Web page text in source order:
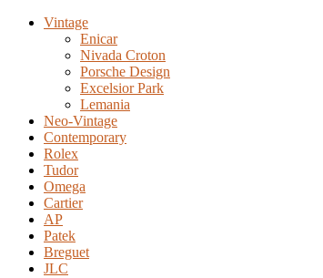
Vintage
Enicar
Nivada Croton
Porsche Design
Excelsior Park
Lemania
Neo-Vintage
Contemporary
Rolex
Tudor
Omega
Cartier
AP
Patek
Breguet
JLC